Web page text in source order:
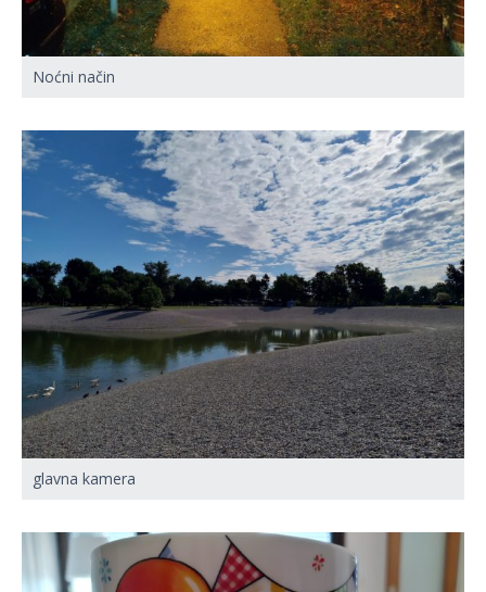
Noćni način
glavna kamera